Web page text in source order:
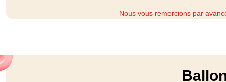
Nous vous remercions par